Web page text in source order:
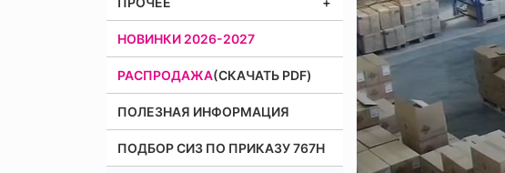
НОВИНКИ 2026-2027
РАСПРОДАЖА(СКАЧАТЬ PDF)
ПОЛЕЗНАЯ ИНФОРМАЦИЯ
ПОДБОР СИЗ ПО ПРИКАЗУ 767Н